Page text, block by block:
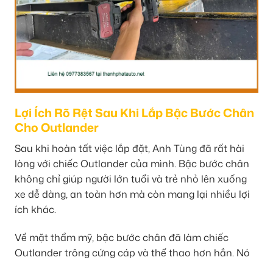
Lợi Ích Rõ Rệt Sau Khi Lắp Bậc Bước Chân
Cho Outlander
Sau khi hoàn tất việc lắp đặt, Anh Tùng đã rất hài
lòng với chiếc Outlander của mình. Bậc bước chân
không chỉ giúp người lớn tuổi và trẻ nhỏ lên xuống
xe dễ dàng, an toàn hơn mà còn mang lại nhiều lợi
ích khác.
Về mặt thẩm mỹ, bậc bước chân đã làm chiếc
Outlander trông cứng cáp và thể thao hơn hẳn. Nó